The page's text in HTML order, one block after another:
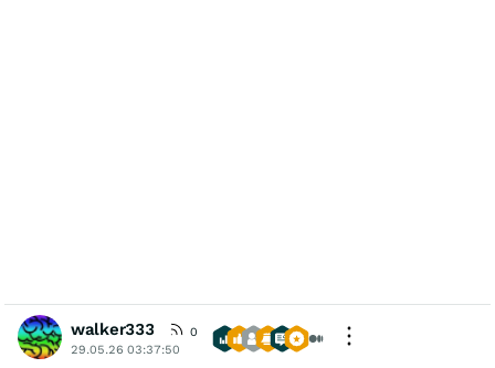
walker333
0
29.05.26 03:37:50